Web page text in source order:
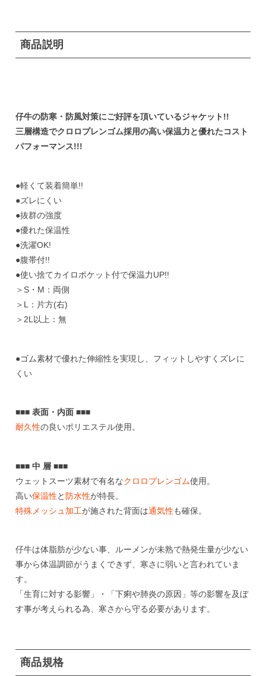
商品説明
仔牛の防寒・防風対策にご好評を頂いているジャケット!!
三層構造でクロロプレンゴム採用の高い保温力と優れたコスト
パフォーマンス!!!
●軽くて装着簡単!!
●ズレにくい
●抜群の強度
●優れた保温性
●洗濯OK!
●腹帯付!!
●使い捨てカイロポケット付で保温力UP!!
＞S・M：両側
＞L：片方(右)
＞2L以上：無
●ゴム素材で優れた伸縮性を実現し、フィットしやすくズレに
くい
■■■ 表面・内面 ■■■
耐久性の良いポリエステル使用。
■■■ 中 層 ■■■
ウェットスーツ素材で有名なクロロプレンゴム使用。
高い保温性と 防水性が特長。
特殊メッシュ加工が施された背面は通気性も確保。
仔牛は体脂肪が少ない事、ルーメンが未熟で熱発生量が少ない
事から体温調節がうまくできず、寒さに弱いと言われていま
す。
「生育に対する影響」・「下痢や肺炎の原因」等の影響を及ぼ
す事が考えられる為、寒さから守る必要があります。
商品規格